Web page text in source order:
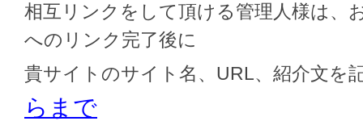
相互リンクをして頂ける管理人様は、
へのリンク完了後に
貴サイトのサイト名、URL、紹介文を
らまで